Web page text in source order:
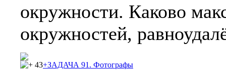
окружности. Каково
окружностей,
43+ЗАДАЧА 91. Фотографы